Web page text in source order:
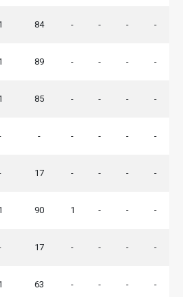
84 - - - -
89 - - - -
85 - - - -
- - - - -
17 - - - -
90 1 - - -
17 - - - -
63 - - - -